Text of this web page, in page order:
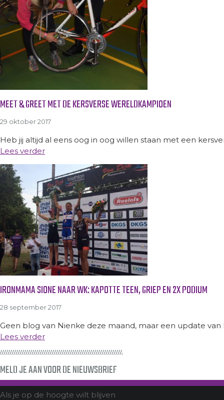
MEET & GREET MET DE KERSVERSE WERELDKAMPIOEN
29 oktober 2017
Heb jij altijd al eens oog in oog willen staan met een
Lees verder
IRONMAMA SIONE NAAR WK: KAPOTTE TEEN, GRIEP EN 2X PODIUM
28 september 2017
Geen blog van Nienke deze maand, maar een update
Lees verder
MELD JE AAN VOOR DE NIEUWSBRIEF
Als je op de hoogte wilt blijven